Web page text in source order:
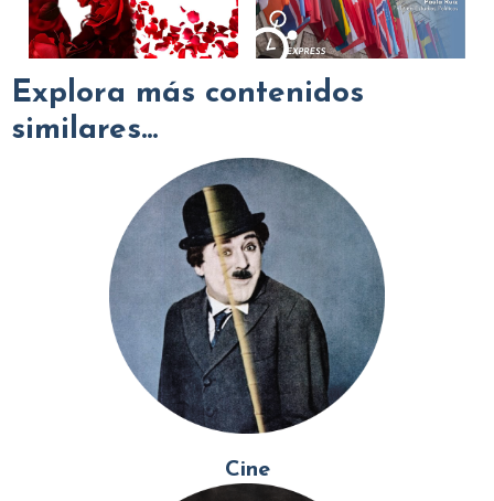
Explora más contenidos
similares...
Cine